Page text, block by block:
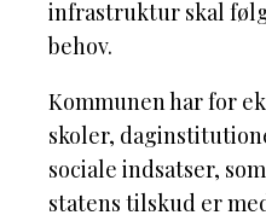
infrastruktur skal
behov.
Kommunen har for
skoler,
sociale indsatser,
statens tilskud er